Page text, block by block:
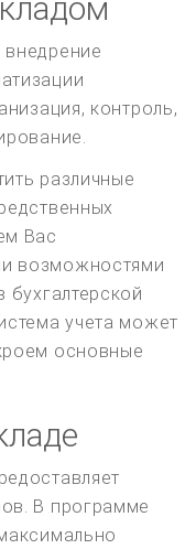
внедрение
контроль,
различные
Вас
возможностями
бухгалтерской
учета может
основные
В программе